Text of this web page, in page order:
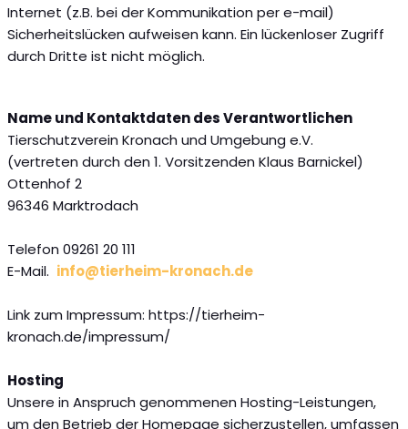
Internet (z.B. bei der Kommunikation per e-mail)
Sicherheitslücken aufweisen kann. Ein lückenloser Zugriff
durch Dritte ist nicht möglich.
Name und Kontaktdaten des Verantwortlichen
Tierschutzverein Kronach und Umgebung e.V.
(vertreten durch den 1. Vorsitzenden Klaus Barnickel)
Ottenhof 2
96346 Marktrodach
Telefon 09261 20 111
E-Mail. info@tierheim-kronach.de
Link zum Impressum: https://tierheim-
kronach.de/impressum/
Hosting
Unsere in Anspruch genommenen Hosting-Leistungen,
um den Betrieb der Homepage sicherzustellen, umfassen